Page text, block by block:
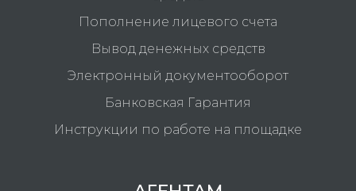
Пополнение лицевого счета
Вывод денежных средств
Электронный документооборот
Банковская Гарантия
Инструкции по работе на площадке